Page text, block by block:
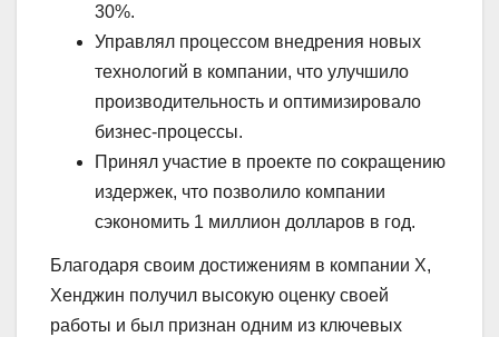
30%.
Управлял процессом внедрения новых
технологий в компании, что улучшило
производительность и оптимизировало
бизнес-процессы.
Принял участие в проекте по сокращению
издержек, что позволило компании
сэкономить 1 миллион долларов в год.
Благодаря своим достижениям в компании Х,
Хенджин получил высокую оценку своей
работы и был признан одним из ключевых